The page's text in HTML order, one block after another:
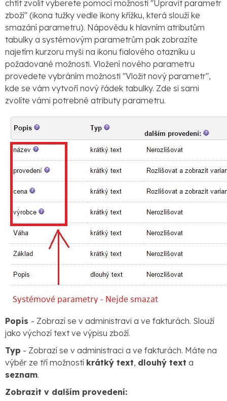
chtít zvolit vyberete pomocí možnosti "Upravit parametr
zboží" (ikona tužky vedle ikony křížku, která slouží ke
smazání parametru). Nápovědu k hlavním atributům
tabulky a systémovým parametrům pak zobrazíte
najetím kurzoru myši na ikonu fialového otazníku u
požadované možnosti. Vložení nového parametru
provedete vybráním možnosti "Vložit nový parametr",
kde se vám vytvoří nový řádek tabulky. Zde si sami
zvolíte vámi potrebné atributy parametru.
Popis - Zobrazí se v administravi a ve fakturách. Slouží
jako výchozí text ve výpisu zboží.
Typ - Zobrazí se v administraci a ve fakturách. Máte na
výběr ze tří možností krátký text, dlouhý text a
seznam.
Zobrazit v dalším provedení: